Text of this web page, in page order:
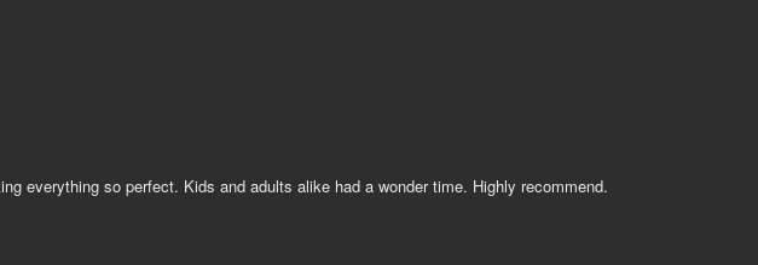
everything so perfect. Kids and adults alike had a wonder time. Highly recommend.